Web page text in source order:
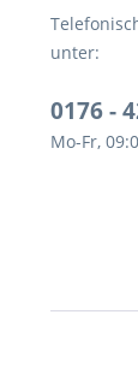
unter:
0176 -
Mo-Fr,